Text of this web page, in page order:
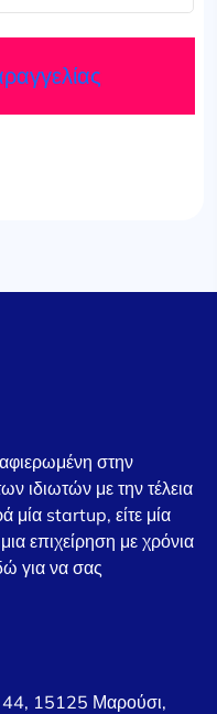
στην
ιδιωτών με την τέλεια
μία startup, είτε μία
επιχείρηση με χρόνια
για να σας
44, 15125 Μαρούσι,